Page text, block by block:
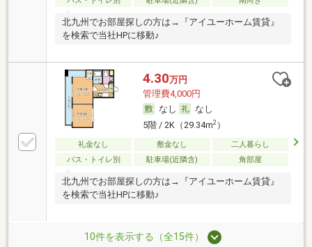
北九州でお部屋探しの方は→『アイユーホーム賃貸』
を検索で当社HPに移動♪
4.30万円
管理費4,000円
なし
なし
5階 / 2K（29.34m2）
礼金なし 敷金なし
二人暮らし
バス・トイレ別
駐車場(近隣含) 角部屋
北九州でお部屋探しの方は→『アイユーホーム賃貸』
を検索で当社HPに移動♪
10件を表示する（全15件）